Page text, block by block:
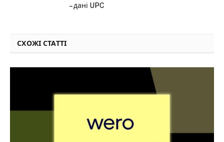
– дані UPC
СХОЖІ СТАТТІ